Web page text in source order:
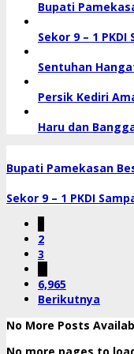
Bupati
Sekor 9 – 1
Sentuhan
Persik Kediri
Haru dan
Bupati Pamekasan
Sekor 9 – 1 PKDI
2
3
6,965
Berikutnya
No More Posts